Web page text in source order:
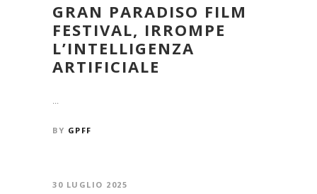
GRAN PARADISO FILM
FESTIVAL, IRROMPE
L’INTELLIGENZA
ARTIFICIALE
...
BY GPFF
30 LUGLIO 2025